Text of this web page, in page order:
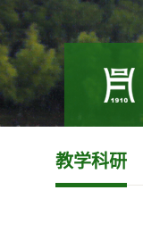
教学科研